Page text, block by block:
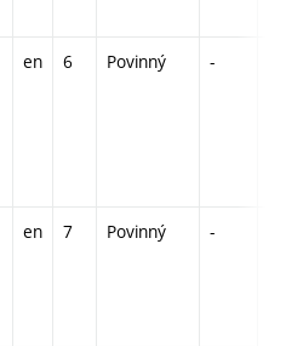
en 6 Povinný -
en 7 Povinný -